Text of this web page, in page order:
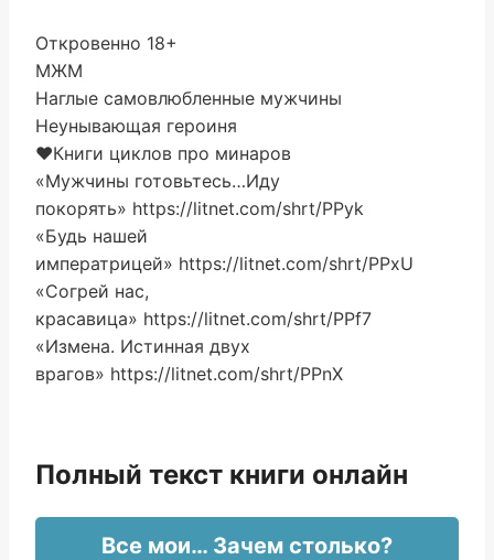
Откровенно 18+
МЖМ
Наглые самовлюбленные мужчины
Неунывающая героиня
❤️Книги циклов про минаров
«Мужчины готовьтесь…Иду
покорять» https://litnet.com/shrt/PPyk
«Будь нашей
императрицей» https://litnet.com/shrt/PPxU
«Согрей нас,
красавица» https://litnet.com/shrt/PPf7
«Измена. Истинная двух
врагов» https://litnet.com/shrt/PPnX
Полный текст книги онлайн
Все мои… Зачем столько?